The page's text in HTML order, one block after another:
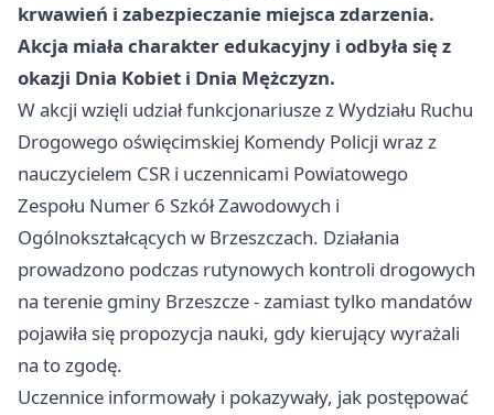
krwawień i zabezpieczanie miejsca zdarzenia.
Akcja miała charakter edukacyjny i odbyła się z
okazji Dnia Kobiet i Dnia Mężczyzn.
W akcji wzięli udział funkcjonariusze z Wydziału Ruchu
Drogowego oświęcimskiej Komendy Policji wraz z
nauczycielem CSR i uczennicami Powiatowego
Zespołu Numer 6 Szkół Zawodowych i
Ogólnokształcących w Brzeszczach. Działania
prowadzono podczas rutynowych kontroli drogowych
na terenie gminy Brzeszcze - zamiast tylko mandatów
pojawiła się propozycja nauki, gdy kierujący wyrażali
na to zgodę.
Uczennice informowały i pokazywały, jak postępować